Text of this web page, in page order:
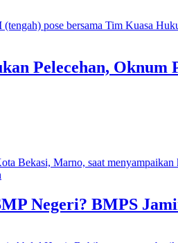
Pelecehan,
Negeri? BMPS